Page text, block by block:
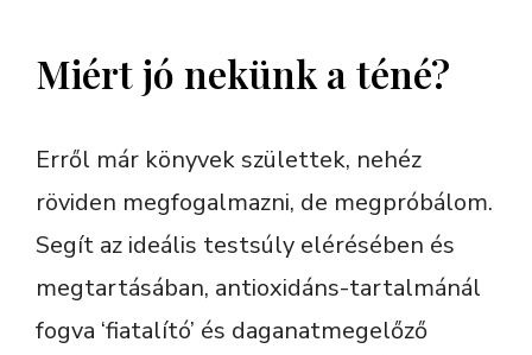
Miért jó nekünk a téné?
Erről már könyvek születtek, nehéz
röviden megfogalmazni, de megpróbálom.
Segít az ideális testsúly elérésében és
megtartásában, antioxidáns-tartalmánál
fogva ‘fiatalító’ és daganatmegelőző